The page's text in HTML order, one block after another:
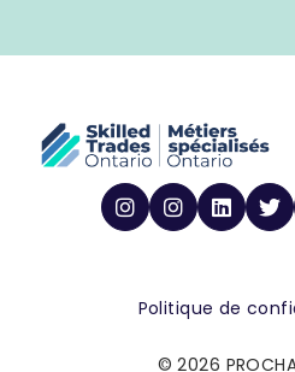
Politique de
© 2026